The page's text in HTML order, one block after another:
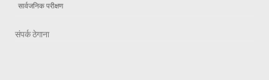
सार्वजनिक परीक्षण
संपर्क ठेगाना